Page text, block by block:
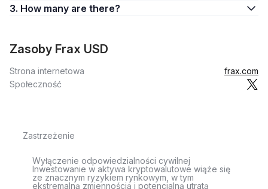
3. How many are there?
Zasoby Frax USD
Strona internetowa
frax.com
Społeczność
Zastrzeżenie
Wyłączenie odpowiedzialności cywilnej
Inwestowanie w aktywa kryptowalutowe wiąże się
ze znacznym ryzykiem rynkowym, w tym
ekstremalną zmiennością i potencjalną utratą